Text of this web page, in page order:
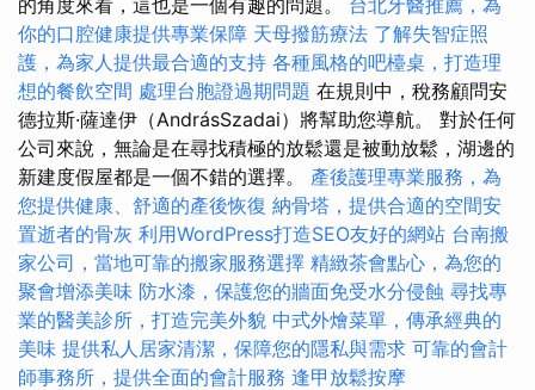
的角度來看，這也是一個有趣的問題。 台北牙醫推薦，為
你的口腔健康提供專業保障 天母撥筋療法 了解失智症照
護，為家人提供最合適的支持 各種風格的吧檯桌，打造理
想的餐飲空間 處理台胞證過期問題 在規則中，稅務顧問安
德拉斯·薩達伊（AndrásSzadai）將幫助您導航。 對於任何
公司來說，無論是在尋找積極的放鬆還是被動放鬆，湖邊的
新建度假屋都是一個不錯的選擇。 產後護理專業服務，為
您提供健康、舒適的產後恢復 納骨塔，提供合適的空間安
置逝者的骨灰 利用WordPress打造SEO友好的網站 台南搬
家公司，當地可靠的搬家服務選擇 精緻茶會點心，為您的
聚會增添美味 防水漆，保護您的牆面免受水分侵蝕 尋找專
業的醫美診所，打造完美外貌 中式外燴菜單，傳承經典的
美味 提供私人居家清潔，保障您的隱私與需求 可靠的會計
師事務所，提供全面的會計服務 逢甲放鬆按摩